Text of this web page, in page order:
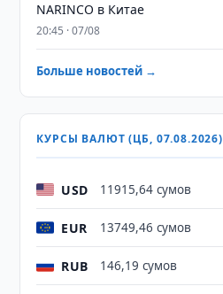
NARINCO в Китае
20:45 · 07/08
Больше новостей →
КУРСЫ ВАЛЮТ (ЦБ, 07.08.2026)
USD 11915,64 сумов
EUR 13749,46 сумов
RUB 146,19 сумов